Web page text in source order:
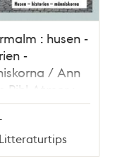
: husen -
-
/ Ann
Pihl Atmer ;
Monastra
Litteraturtips